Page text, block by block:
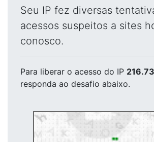
Seu IP fez diversas
acessos suspeitos a sites
conosco.
Para liberar o acesso do IP
responda ao desafio abaixo.